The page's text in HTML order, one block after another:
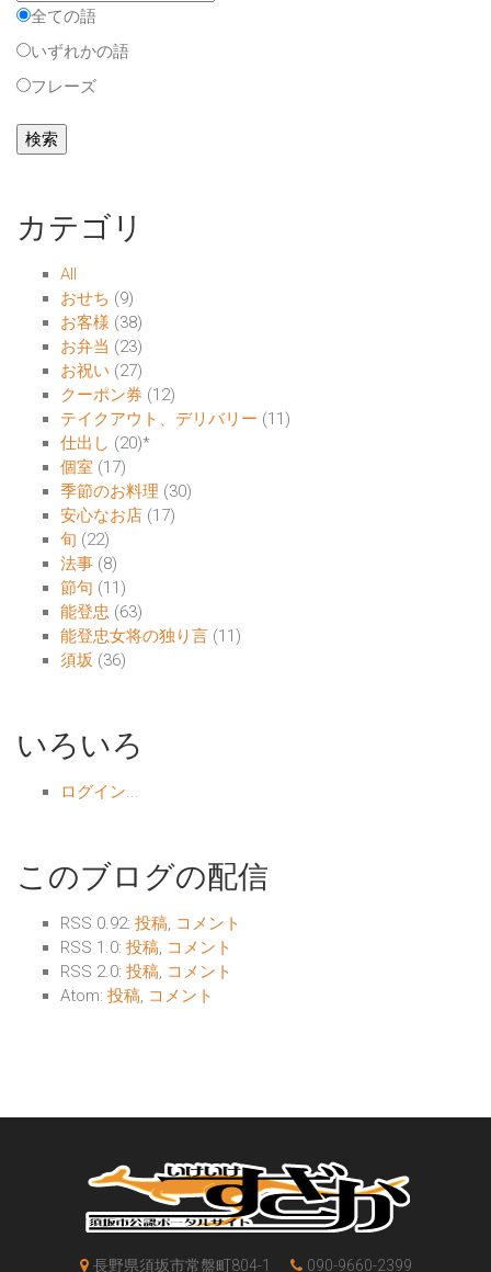
全ての語
いずれかの語
フレーズ
カテゴリ
All
おせち (9)
お客様 (38)
お弁当 (23)
お祝い (27)
クーポン券 (12)
テイクアウト、デリバリー (11)
仕出し (20)*
個室 (17)
季節のお料理 (30)
安心なお店 (17)
旬 (22)
法事 (8)
節句 (11)
能登忠 (63)
能登忠女将の独り言 (11)
須坂 (36)
いろいろ
ログイン...
このブログの配信
RSS 0.92: 投稿 コメント
RSS 1.0: 投稿 コメント
RSS 2.0: 投稿 コメント
Atom: 投稿 コメント
長野県須坂市常盤町804-1 090-9660-2399